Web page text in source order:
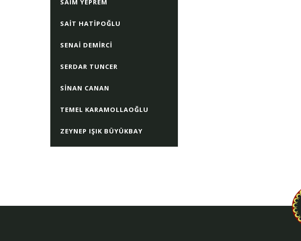
SAIM YEPREM
SAIT HATIPOĞLU
SENAI DEMIRCI
SERDAR TUNCER
SINAN CANAN
TEMEL KARAMOLLAOĞLU
ZEYNEP IŞIK BÜYÜKBAY